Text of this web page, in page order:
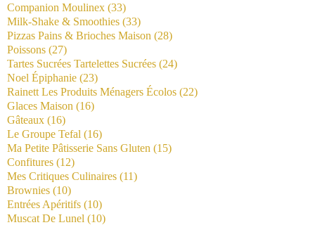
Companion Moulinex (33)
Milk-Shake & Smoothies (33)
Pizzas Pains & Brioches Maison (28)
Poissons (27)
Tartes Sucrées Tartelettes Sucrées (24)
Noel Épiphanie (23)
Rainett Les Produits Ménagers Écolos (22)
Glaces Maison (16)
Gâteaux (16)
Le Groupe Tefal (16)
Ma Petite Pâtisserie Sans Gluten (15)
Confitures (12)
Mes Critiques Culinaires (11)
Brownies (10)
Entrées Apéritifs (10)
Muscat De Lunel (10)